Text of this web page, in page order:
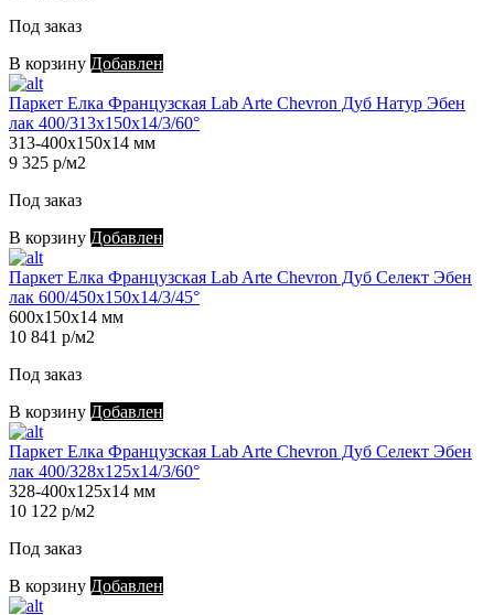
Под заказ
В корзину Добавлен
Паркет Елка Французская Lab Arte Chevron Дуб Натур Эбен
лак 400/313х150х14/3/60°
313-400х150х14 мм
9 325 р/м2
Под заказ
В корзину Добавлен
Паркет Елка Французская Lab Arte Chevron Дуб Селект Эбен
лак 600/450х150х14/3/45°
600х150х14 мм
10 841 р/м2
Под заказ
В корзину Добавлен
Паркет Елка Французская Lab Arte Chevron Дуб Селект Эбен
лак 400/328х125х14/3/60°
328-400х125х14 мм
10 122 р/м2
Под заказ
В корзину Добавлен